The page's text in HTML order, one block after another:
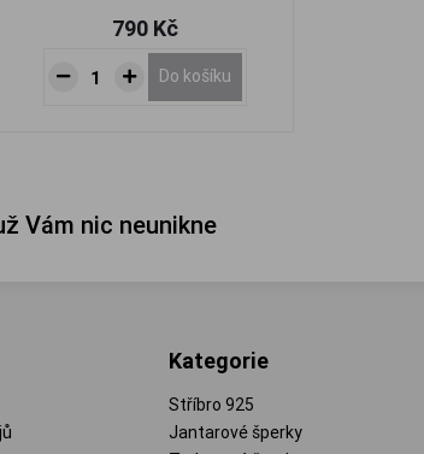
790 Kč
Do košíku
Vám nic neunikne
Kategorie
Stříbro 925
Jantarové šperky